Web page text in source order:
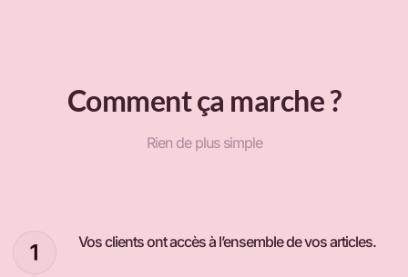
Comment ça marche ?
Rien de plus simple
Vos clients ont accès à l’ensemble de vos articles.